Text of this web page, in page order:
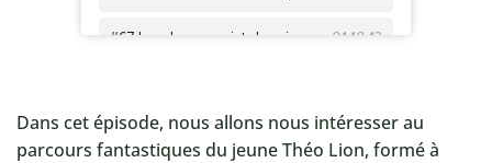
Dans cet épisode, nous allons nous intéresser au
parcours fantastiques du jeune Théo Lion, formé à